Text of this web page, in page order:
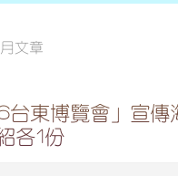
文章
東博覽會」宣傳
各1份